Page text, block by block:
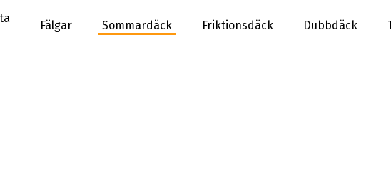
Fälgar Sommardäck Friktionsdäck Dubbdäck